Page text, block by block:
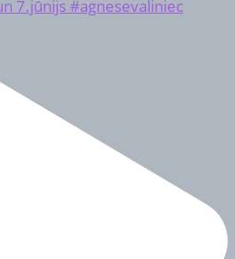
7.jūnijs #agnesevaliniec